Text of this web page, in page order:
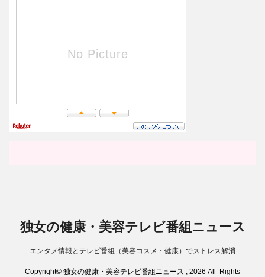
独女の健康・美容テレビ番組ニュース
エンタメ情報とテレビ番組（美容コスメ・健康）でストレス解消
Copyright© 独女の健康・美容テレビ番組ニュース , 2026 All Rights